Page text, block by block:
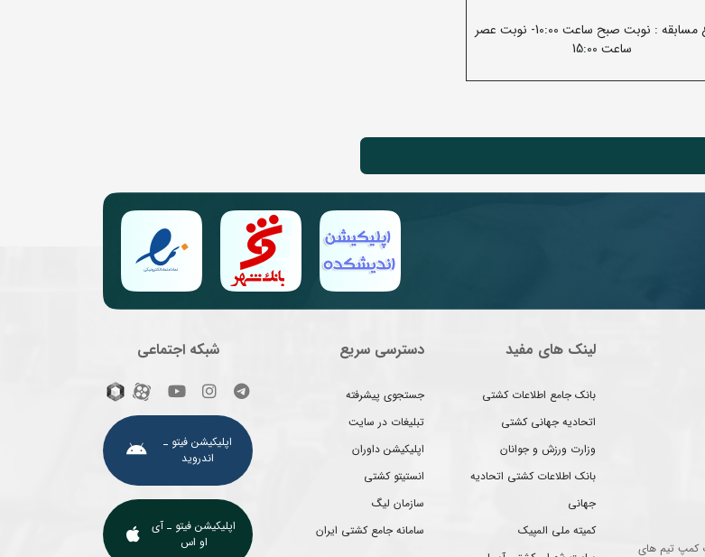
شروع مسابقه : نوبت صبح ساعت 10:00- نوبت عصر
ساعت 15:00
کمپ تیم های
لینک های مفید
بانک جامع اطلاعات کشتی
اتحادیه جهانی کشتی
وزارت ورزش و جوانان
بانک اطلاعات کشتی اتحادیه
جهانی
کمیته ملی المپیک
دسترسی سریع
جستجوی پیشرفته
تبلیغات در سایت
اپلیکیشن داوران
انستیتو کشتی
سازمان لیگ
سامانه جامع کشتی ایران
شبکه اجتماعی
اپلیکیشن فیتو ـ
اندروید
اپلیکیشن فیتو ـ آی
او اس